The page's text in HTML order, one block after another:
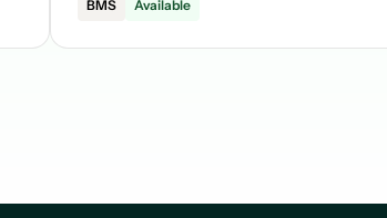
BMS
Available